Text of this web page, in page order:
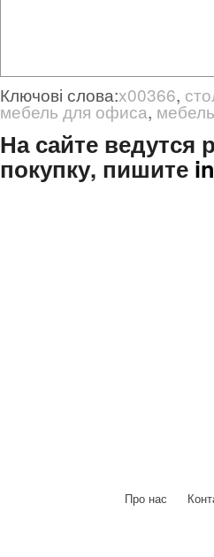
Ключові слова:x00366,
мебель для офиса, мебель
На сайте
покупку, пишите
Про нас